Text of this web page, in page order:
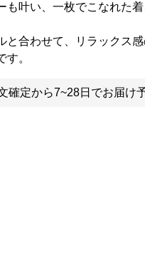
も叶い、一枚でこなれた
と合わせて、リラックス
す。
確定から7~28日でお届け